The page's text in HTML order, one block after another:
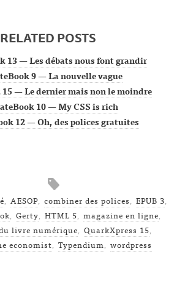
RELATED POSTS
13 — Les débats nous font grandir
9 — La nouvelle vague
— Le dernier mais non le moindre
10 — My CSS is rich
12 — Oh, des polices gratuites
, AESOP, combiner des polices, EPUB 3,
, Gerty, HTML 5, magazine en ligne,
livre numérique, QuarkXpress 15,
economist, Typendium, wordpress